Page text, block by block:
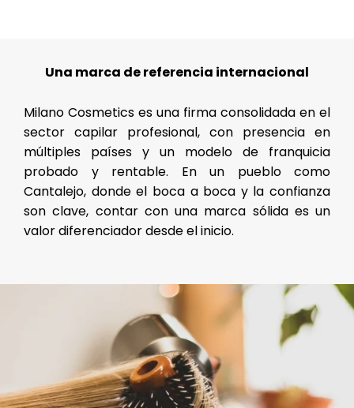
Una marca de referencia internacional
Milano Cosmetics es una firma consolidada en el
sector capilar profesional, con presencia en
múltiples países y un modelo de franquicia
probado y rentable. En un pueblo como
Cantalejo, donde el boca a boca y la confianza
son clave, contar con una marca sólida es un
valor diferenciador desde el inicio.